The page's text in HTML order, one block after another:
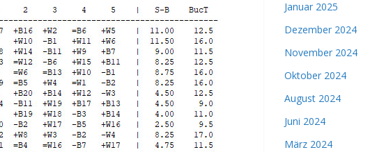
Januar 2025
Dezember 2024
November 2024
Oktober 2024
August 2024
Juni 2024
März 2024